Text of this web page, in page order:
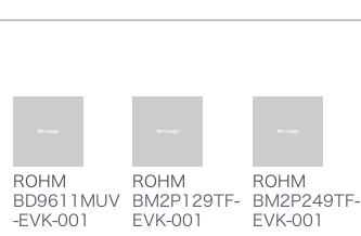
ROHM
BD9611MUV
-EVK-001
ROHM
BM2P129TF-
EVK-001
ROHM
BM2P249TF-
EVK-001